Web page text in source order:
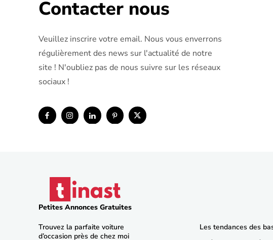
Contacter nous
Veuillez inscrire votre email. Nous vous enverrons
régulièrement des news sur l'actualité de notre
site ! N'oubliez pas de nous suivre sur les réseaux
sociaux !
Petites Annonces Gratuites
Trouvez la parfaite voiture
d’occasion près de chez moi
Les tendances des